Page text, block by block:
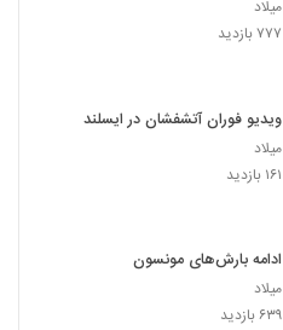
میلاد
۷۷۷ بازدید
ویدیو فوران آتشفشان در ایسلند
میلاد
۱۶۱ بازدید
ادامه بارش‌های مونسون
میلاد
۶۳۹ بازدید